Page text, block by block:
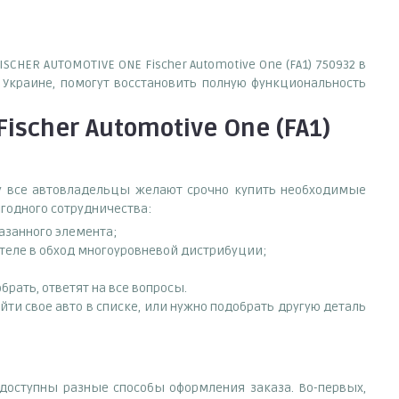
AUTOMOTIVE ONE Fischer Automotive One (FA1) 750932 в
помогут восстановить полную функциональность
Automotive One (FA1)
все автовладельцы желают срочно купить необходимые
сотрудничества:
элемента;
в обход многоуровневой дистрибуции;
ответят на все вопросы.
свое авто в списке, или нужно подобрать другую деталь
доступны разные способы оформления заказа. Во-первых,